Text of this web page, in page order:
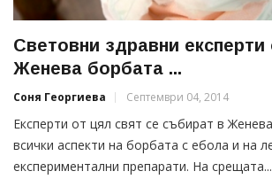
Световни здравни
Женева борбата ...
Соня Георгиева Септември 04, 2014
Експерти от цял свят се събират в
всички аспекти на борбата с ебола и на
експериментални препарати. На срещата...